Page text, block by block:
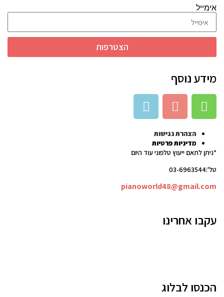
אימייל
הצטרפות
מידע נוסף
הצהרת נגישות
מדיניות פרטיות
*ניתן לתאם ייעוץ טלפוני עוד היום
טל':03-6963544
pianoworld48@gmail.com
עקבו אחרינו
הכנסו לבלוג